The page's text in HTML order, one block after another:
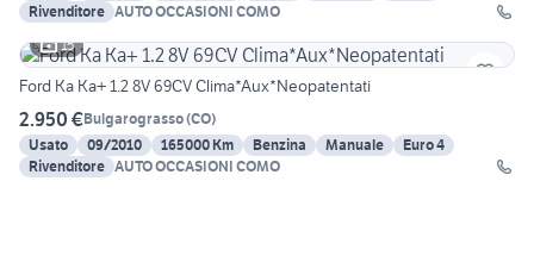
Rivenditore AUTO OCCASIONI COMO
15
Ford Ka Ka+ 1.2 8V 69CV Clima*Aux*Neopatentati
2.950 €Bulgarograsso(CO)
Usato
09/2010 165000 Km Benzina Manuale
Euro 4
Rivenditore AUTO OCCASIONI COMO